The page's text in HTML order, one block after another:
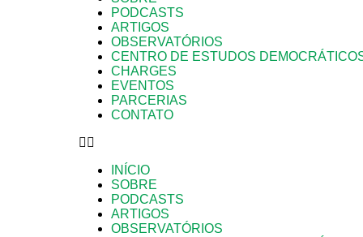
PODCASTS
ARTIGOS
OBSERVATÓRIOS
CENTRO DE ESTUDOS
CHARGES
EVENTOS
PARCERIAS
CONTATO
INÍCIO
SOBRE
PODCASTS
ARTIGOS
OBSERVATÓRIOS